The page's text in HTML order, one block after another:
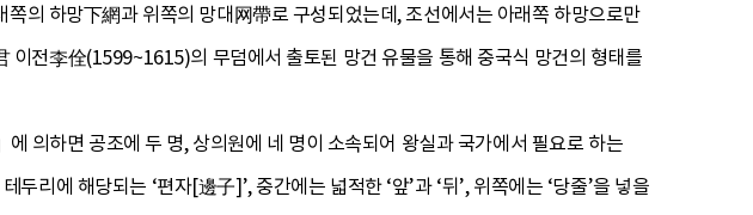
의 하망下網과 위쪽의 망대网帶로 구성되었는데, 조선에서는 아래쪽 하망으로만
전李佺(1599~1615)의 무덤에서 출토된 망건 유물을 통해 중국식 망건의 형태를
의하면 공조에 두 명, 상의원에 네 명이 소속되어 왕실과 국가에서 필요로 하는
리에 해당되는 ‘편자[邊子]’, 중간에는 넓적한 ‘앞’과 ‘뒤’, 위쪽에는 ‘당줄’을 넣을